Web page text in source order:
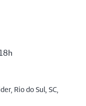
Rio do Sul, SC,